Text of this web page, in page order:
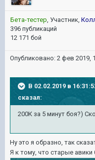
Бета-тестер, Участник,
396 публикаций
12 171 бой
Опубликовано: 2 фев 2019,
В 02.02.2019 в
сказал:
200К за 5 минут боя?)
Ну это я образно, так
Я к тому, что старые